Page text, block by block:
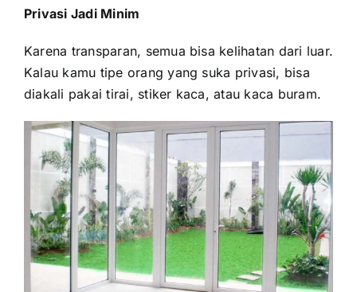
Privasi Jadi Minim
Karena transparan, semua bisa kelihatan dari luar.
Kalau kamu tipe orang yang suka privasi, bisa
diakali pakai tirai, stiker kaca, atau kaca buram.